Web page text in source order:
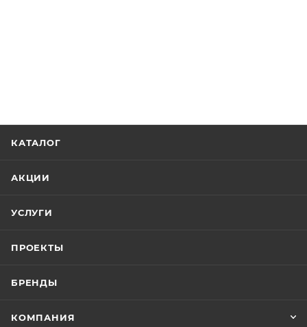
КАТАЛОГ
АКЦИИ
УСЛУГИ
ПРОЕКТЫ
БРЕНДЫ
КОМПАНИЯ